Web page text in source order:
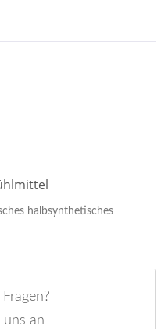
halbsynthetisches
uns an